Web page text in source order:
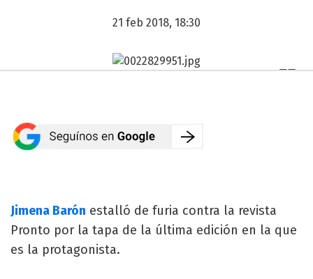
21 feb 2018, 18:30
Jimena Barón estalló de furia contra la revista
Pronto por la tapa de la última edición en la que
es la protagonista.